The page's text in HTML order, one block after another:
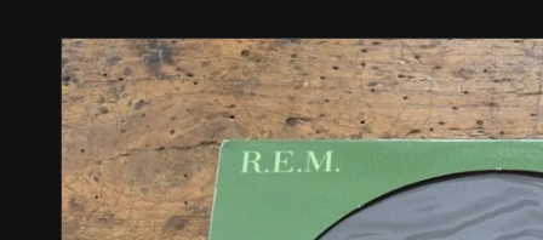
PASSA ALLE INFORMAZIONI SUL PRODOTTO